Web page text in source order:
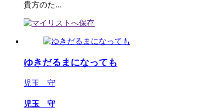
貴方のた...
ゆきだるまになっても
児玉 守
児玉 守